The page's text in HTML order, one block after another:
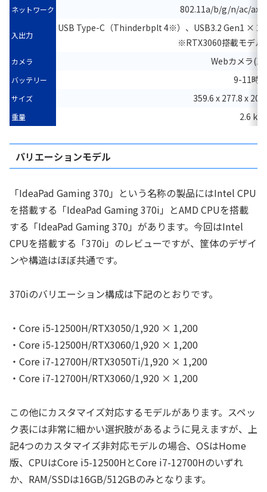
ネットワーク 802.11a/b/g/n/ac/ax
入出力
USB Type-C（Thinderbplt 4※）、USB3.2 Gen1 × 2
※RTX3060搭載モデル
カメラ Webカメラ
バッテリー 9-11時
サイズ 359.6 x 277.8 x
重量 2.6 kg
パリエーションモデル
「IdeaPad Gaming 370」という名称の製品にはIntel CPU
を搭載する「IdeaPad Gaming 370i」とAMD CPUを搭載
する「IdeaPad Gaming 370」があります。今回はIntel
CPUを搭載する「370i」のレビューですが、筐体のデザイ
ンや構造はほぼ共通です。
370iのバリエーション構成は下記のとおりです。
・Core i5-12500H/RTX3050/1,920 × 1,200
・Core i5-12500H/RTX3060/1,920 × 1,200
・Core i7-12700H/RTX3050Ti/1,920 × 1,200
・Core i7-12700H/RTX3060/1,920 × 1,200
この他にカスタマイズ対応するモデルがあります。スペッ
ク表には非常に細かい選択肢があるように見えますが、上
記4つのカスタマイズ非対応モデルの場合、OSはHome
版、CPUはCore i5-12500HとCore i7-12700Hのいずれ
か、RAM/SSDは16GB/512GBのみとなります。